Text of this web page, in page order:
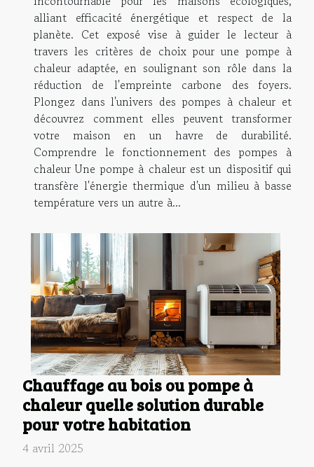
alliant efficacité énergétique et respect de la
planète. Cet exposé vise à guider le lecteur à
travers les critères de choix pour une pompe à
chaleur adaptée, en soulignant son rôle dans la
réduction de l'empreinte carbone des foyers.
Plongez dans l'univers des pompes à chaleur et
découvrez comment elles peuvent transformer
votre maison en un havre de durabilité.
Comprendre le fonctionnement des pompes à
chaleur Une pompe à chaleur est un dispositif qui
transfère l'énergie thermique d'un milieu à basse
température vers un autre à...
Chauffage au bois ou pompe à
chaleur quelle solution durable
pour votre habitation
4 avril 2025